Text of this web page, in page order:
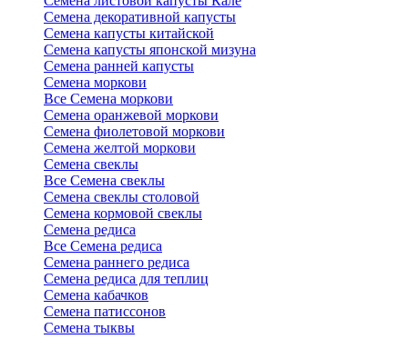
Семена декоративной капусты
Семена капусты китайской
Семена капусты японской мизуна
Семена ранней капусты
Семена моркови
Все Семена моркови
Семена оранжевой моркови
Семена фиолетовой моркови
Семена желтой моркови
Семена свеклы
Все Семена свеклы
Семена свеклы столовой
Семена кормовой свеклы
Семена редиса
Все Семена редиса
Семена раннего редиса
Семена редиса для теплиц
Семена кабачков
Семена патиссонов
Семена тыквы